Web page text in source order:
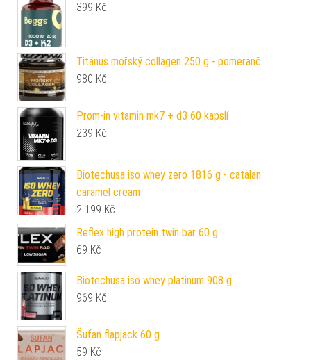
399 Kč
Titánus mořský collagen 250 g - pomeranč
980 Kč
Prom-in vitamin mk7 + d3 60 kapslí
239 Kč
Biotechusa iso whey zero 1816 g - catalan
caramel cream
2 199 Kč
Reflex high protein twin bar 60 g
69 Kč
Biotechusa iso whey platinum 908 g
969 Kč
Šufan flapjack 60 g
59 Kč